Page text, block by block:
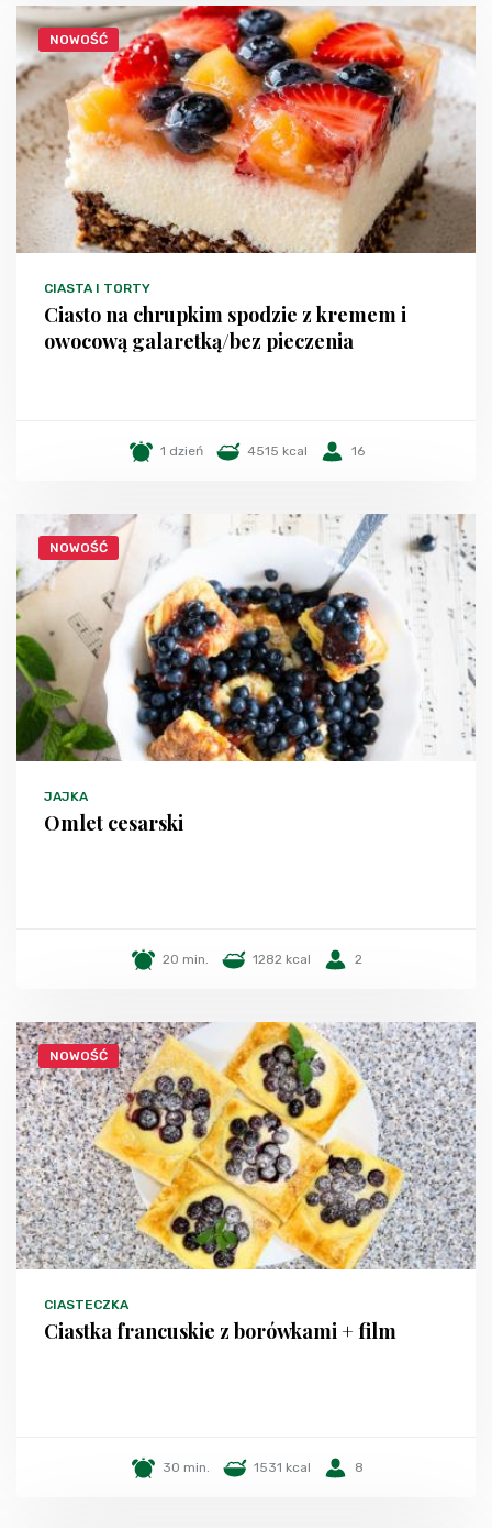
NOWOŚĆ
CIASTA I TORTY
Ciasto na chrupkim spodzie z kremem i
owocową galaretką/bez pieczenia
1 dzień 4515 kcal 16
NOWOŚĆ
JAJKA
Omlet cesarski
20 min. 1282 kcal 2
NOWOŚĆ
CIASTECZKA
Ciastka francuskie z borówkami + film
30 min. 1531 kcal 8